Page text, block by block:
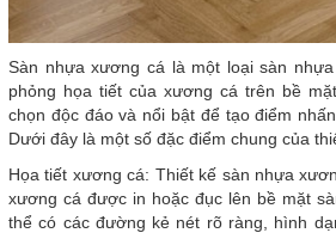
Sàn nhựa xương cá là một loại sàn
phỏng họa tiết của xương cá trên bề
chọn độc đáo và nổi bật để tạo điểm
Dưới đây là một số đặc điểm chung của
Họa tiết xương cá: Thiết kế sàn nhựa
xương cá được in hoặc đục lên bề mặt
thể có các đường kẻ nét rõ ràng, hình